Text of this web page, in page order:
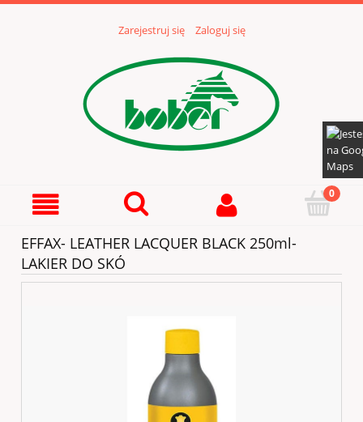
Zarejestruj się Zaloguj się
EFFAX- LEATHER LACQUER BLACK 250ml-
LAKIER DO SKÓ